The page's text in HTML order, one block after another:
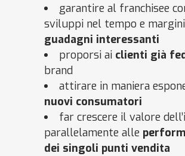
garantire al franchisee
sviluppi nel tempo e
guadagni interessanti
proporsi ai clienti già
brand
attirare in maniera
nuovi consumatori
far crescere il valore
parallelamente alle
dei singoli punti vendita